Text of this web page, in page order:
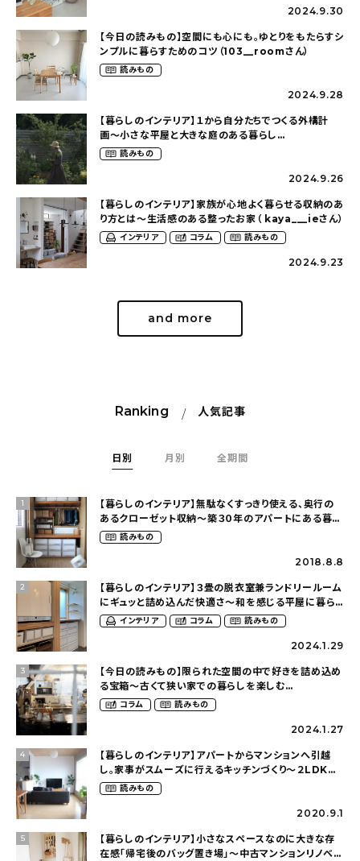
2024.9.30
【今日の読みもの】空間にも心にも。ゆとりをもたらすシ
ンプルに暮らすためのコツ（103__roomさん）
読みもの
2024.9.28
【暮らしのインテリア】１から自分たちでつくる外構計
画〜小さな平屋と大きな庭のある暮らし
（tsumikiniwaさん）
読みもの
2024.9.26
【暮らしのインテリア】家族が心地よく暮らせる収納のあ
り方とは〜生活感のある整ったお家（ kaya___ieさん）
インテリア コラム 読みもの
2024.9.23
and more
Ranking 人気記事
日別 月別 全期間
1
【暮らしのインテリア】無駄なくすっきり使える、奥行の
あるクローゼット収納〜築３０年のアパートにある暮ら
し（mari_ppe_さん）
読みもの
2018.8.8
2
【暮らしのインテリア】３畳の脱衣室兼ランドリールーム
にギュッと詰め込んだ快適さ〜和を感じる平屋に暮ら
す（heco_homeさん）
インテリア コラム 読みもの
2024.1.29
3
【今日の読みもの】限られた空間の中で好きを詰め込め
る宝箱〜古くて狭い家での暮らしを楽しむ
（2nyan_and_lifestylesさん）
コラム 読みもの
2024.1.27
4
【暮らしのインテリア】アパートからマンションへ引越
し。家事がスムーズに行えるキッチンづくり〜２LDKの
賃貸暮らし（mari_ppe_さん）
読みもの
2020.9.1
5
【暮らしのインテリア】小さなスペースなのに大きな存
在感「帰宅後のバッグ置き場」～中古マンションリノベー